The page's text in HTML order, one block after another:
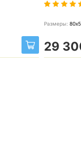
Размеры:
29